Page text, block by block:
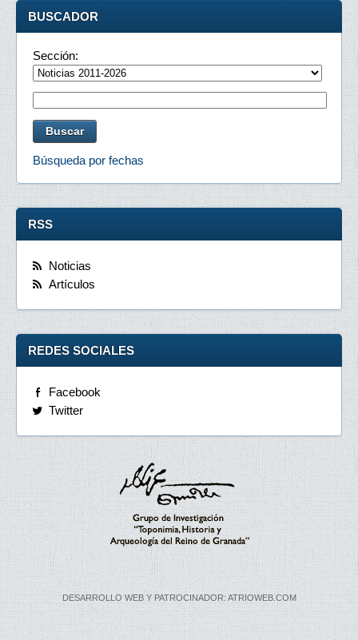
BUSCADOR
Sección:
Búsqueda por fechas
RSS
Noticias
Artículos
REDES SOCIALES
Facebook
Twitter
DESARROLLO WEB Y PATROCINADOR: ATRIOWEB.COM